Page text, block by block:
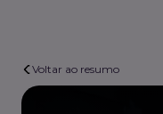
Voltar ao resumo